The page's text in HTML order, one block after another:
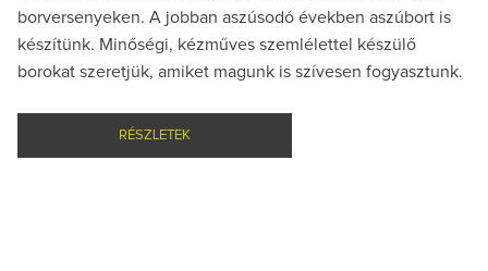
borversenyeken. A jobban aszúsodó években aszúbort is
készítünk. Minőségi, kézműves szemlélettel készülő
borokat szeretjük, amiket magunk is szívesen fogyasztunk.
RÉSZLETEK